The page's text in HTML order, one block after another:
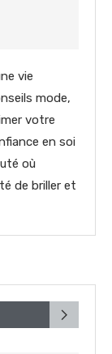
vie
mode,
votre
en soi
où
de briller et